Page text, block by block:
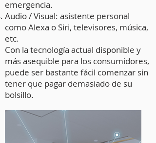
emergencia.
Audio / Visual: asistente personal
como Alexa o Siri, televisores, música,
etc.
Con la tecnología actual disponible y
más asequible para los consumidores,
puede ser bastante fácil comenzar sin
tener que pagar demasiado de su
bolsillo.